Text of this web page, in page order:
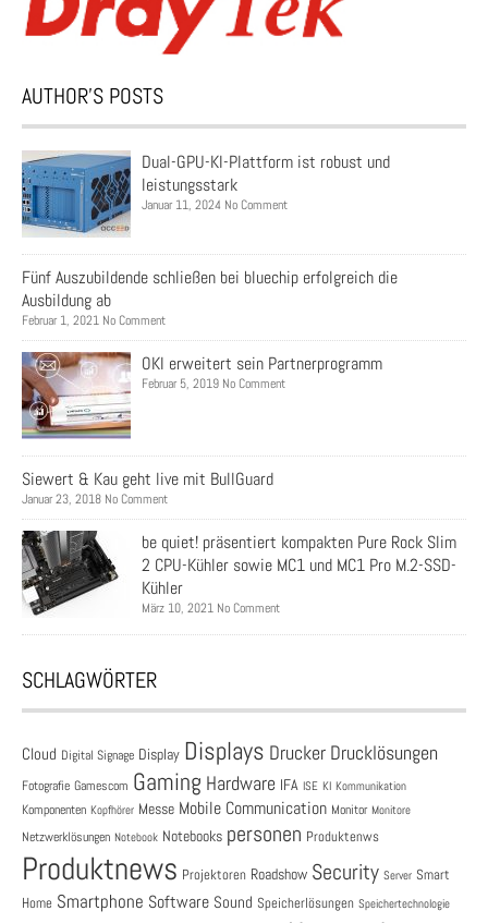
AUTHOR’S POSTS
Dual-GPU-KI-Plattform ist robust und
leistungsstark
Januar 11, 2024 No Comment
Fünf Auszubildende schließen bei bluechip erfolgreich die
Ausbildung ab
Februar 1, 2021 No Comment
OKI erweitert sein Partnerprogramm
Februar 5, 2019 No Comment
Siewert & Kau geht live mit BullGuard
Januar 23, 2018 No Comment
be quiet! präsentiert kompakten Pure Rock Slim
2 CPU-Kühler sowie MC1 und MC1 Pro M.2-SSD-
Kühler
März 10, 2021 No Comment
SCHLAGWÖRTER
Cloud Digital Signage Display Displays Drucker Drucklösungen
Fotografie Gamescom Gaming Hardware IFA ISE KI Kommunikation
Komponenten Kopfhörer Messe Mobile Communication Monitor Monitore
Netzwerklösungen Notebook Notebooks personen Produktenws
Produktnews Projektoren Roadshow Security Server Smart
Home Smartphone Software Sound Speicherlösungen Speichertechnologie